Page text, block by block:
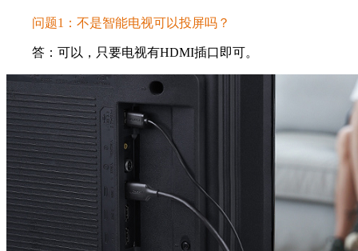
问题1：不是智能电视可以投屏吗？
答：可以，只要电视有HDMI插口即可。